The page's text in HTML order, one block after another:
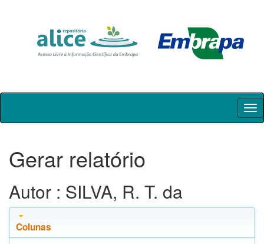
Skip
Gerar relatório
Autor : SILVA, R. T. da
Colunas